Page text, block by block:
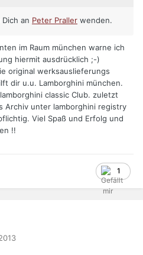
an Peter Praller wenden.
im Raum münchen warne ich
hiermit ausdrücklich ;-)
original werksauslieferungs
dir u.u. Lamborghini münchen.
classic Club. zuletzt
Archiv unter lamborghini registry
Viel Spaß und Erfolg und
!!
1